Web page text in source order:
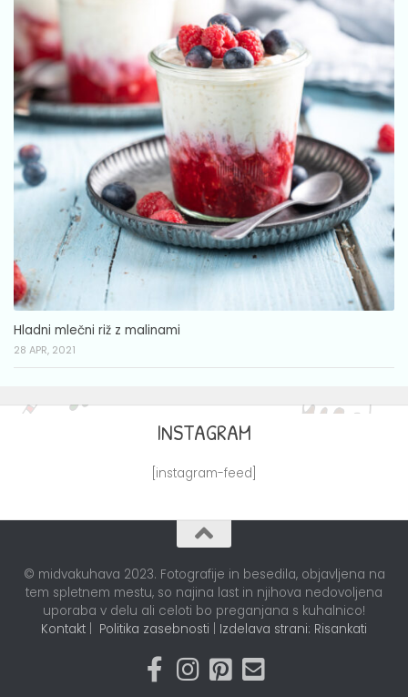
Hladni mlečni riž z malinami
28 APR, 2021
INSTAGRAM
[instagram-feed]
© midvakuhava 2023. Fotografije in besedila, objavljena na
tem spletnem mestu, so najina last in njihova nedovoljena
uporaba v delu ali celoti bo preganjana s kuhalnico!
Kontakt
Politika zasebnosti Izdelava strani: Risankati